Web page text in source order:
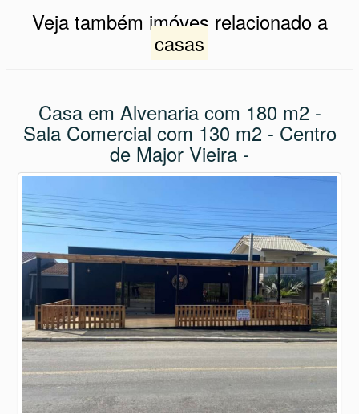
Veja também imóves relacionado a
casas
Casa em Alvenaria com 180 m2 -
Sala Comercial com 130 m2 - Centro
de Major Vieira -